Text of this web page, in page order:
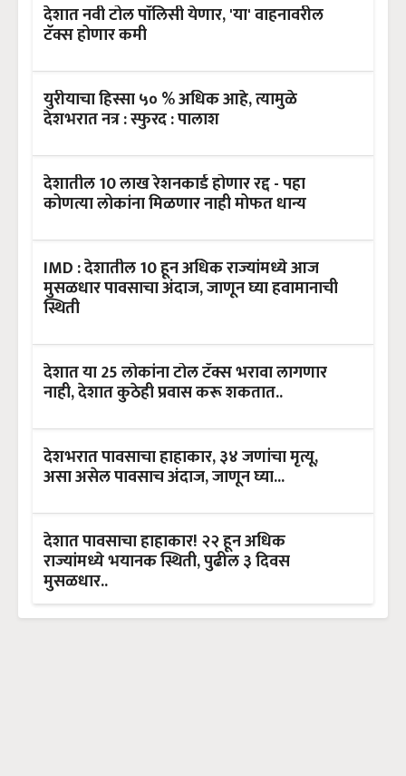
देशात नवी टोल पाॅलिसी येणार, 'या' वाहनावरील
टॅक्स होणार कमी
युरीयाचा हिस्सा ५० % अधिक आहे, त्यामुळे
देशभरात नत्र : स्फुरद : पालाश
देशातील 10 लाख रेशनकार्ड होणार रद्द - पहा
कोणत्या लोकांना मिळणार नाही मोफत धान्य
IMD : देशातील 10 हून अधिक राज्यांमध्ये आज
मुसळधार पावसाचा अंदाज, जाणून घ्या हवामानाची
स्थिती
देशात या 25 लोकांना टोल टॅक्स भरावा लागणार
नाही, देशात कुठेही प्रवास करू शकतात..
देशभरात पावसाचा हाहाकार, ३४ जणांचा मृत्यू,
असा असेल पावसाच अंदाज, जाणून घ्या...
देशात पावसाचा हाहाकार! २२ हून अधिक
राज्यांमध्ये भयानक स्थिती, पुढील ३ दिवस
मुसळधार..